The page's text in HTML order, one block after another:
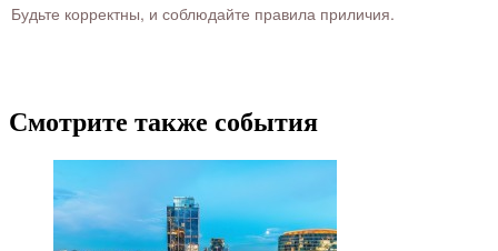
Будьте корректны, и соблюдайте правила приличия.
Смотрите также события